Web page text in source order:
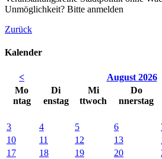
Unmöglichkeit? Bitte anmelden
Zurück
Kalender
< August 2026
Mo
ntag
Di
enstag
Mi
ttwoch
Do
nnerstag
3
4 5 6
10
11 12 13
17
18 19 20